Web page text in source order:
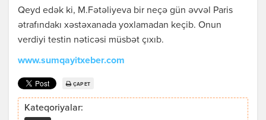
Qeyd edək ki, M.Fətəliyeva bir neçə gün əvvəl Paris
ətrafındakı xəstəxanada yoxlamadan keçib. Onun
verdiyi testin nəticəsi müsbət çıxıb.
www.sumqayitxeber.com
ÇAP ET
Kateqoriyalar: